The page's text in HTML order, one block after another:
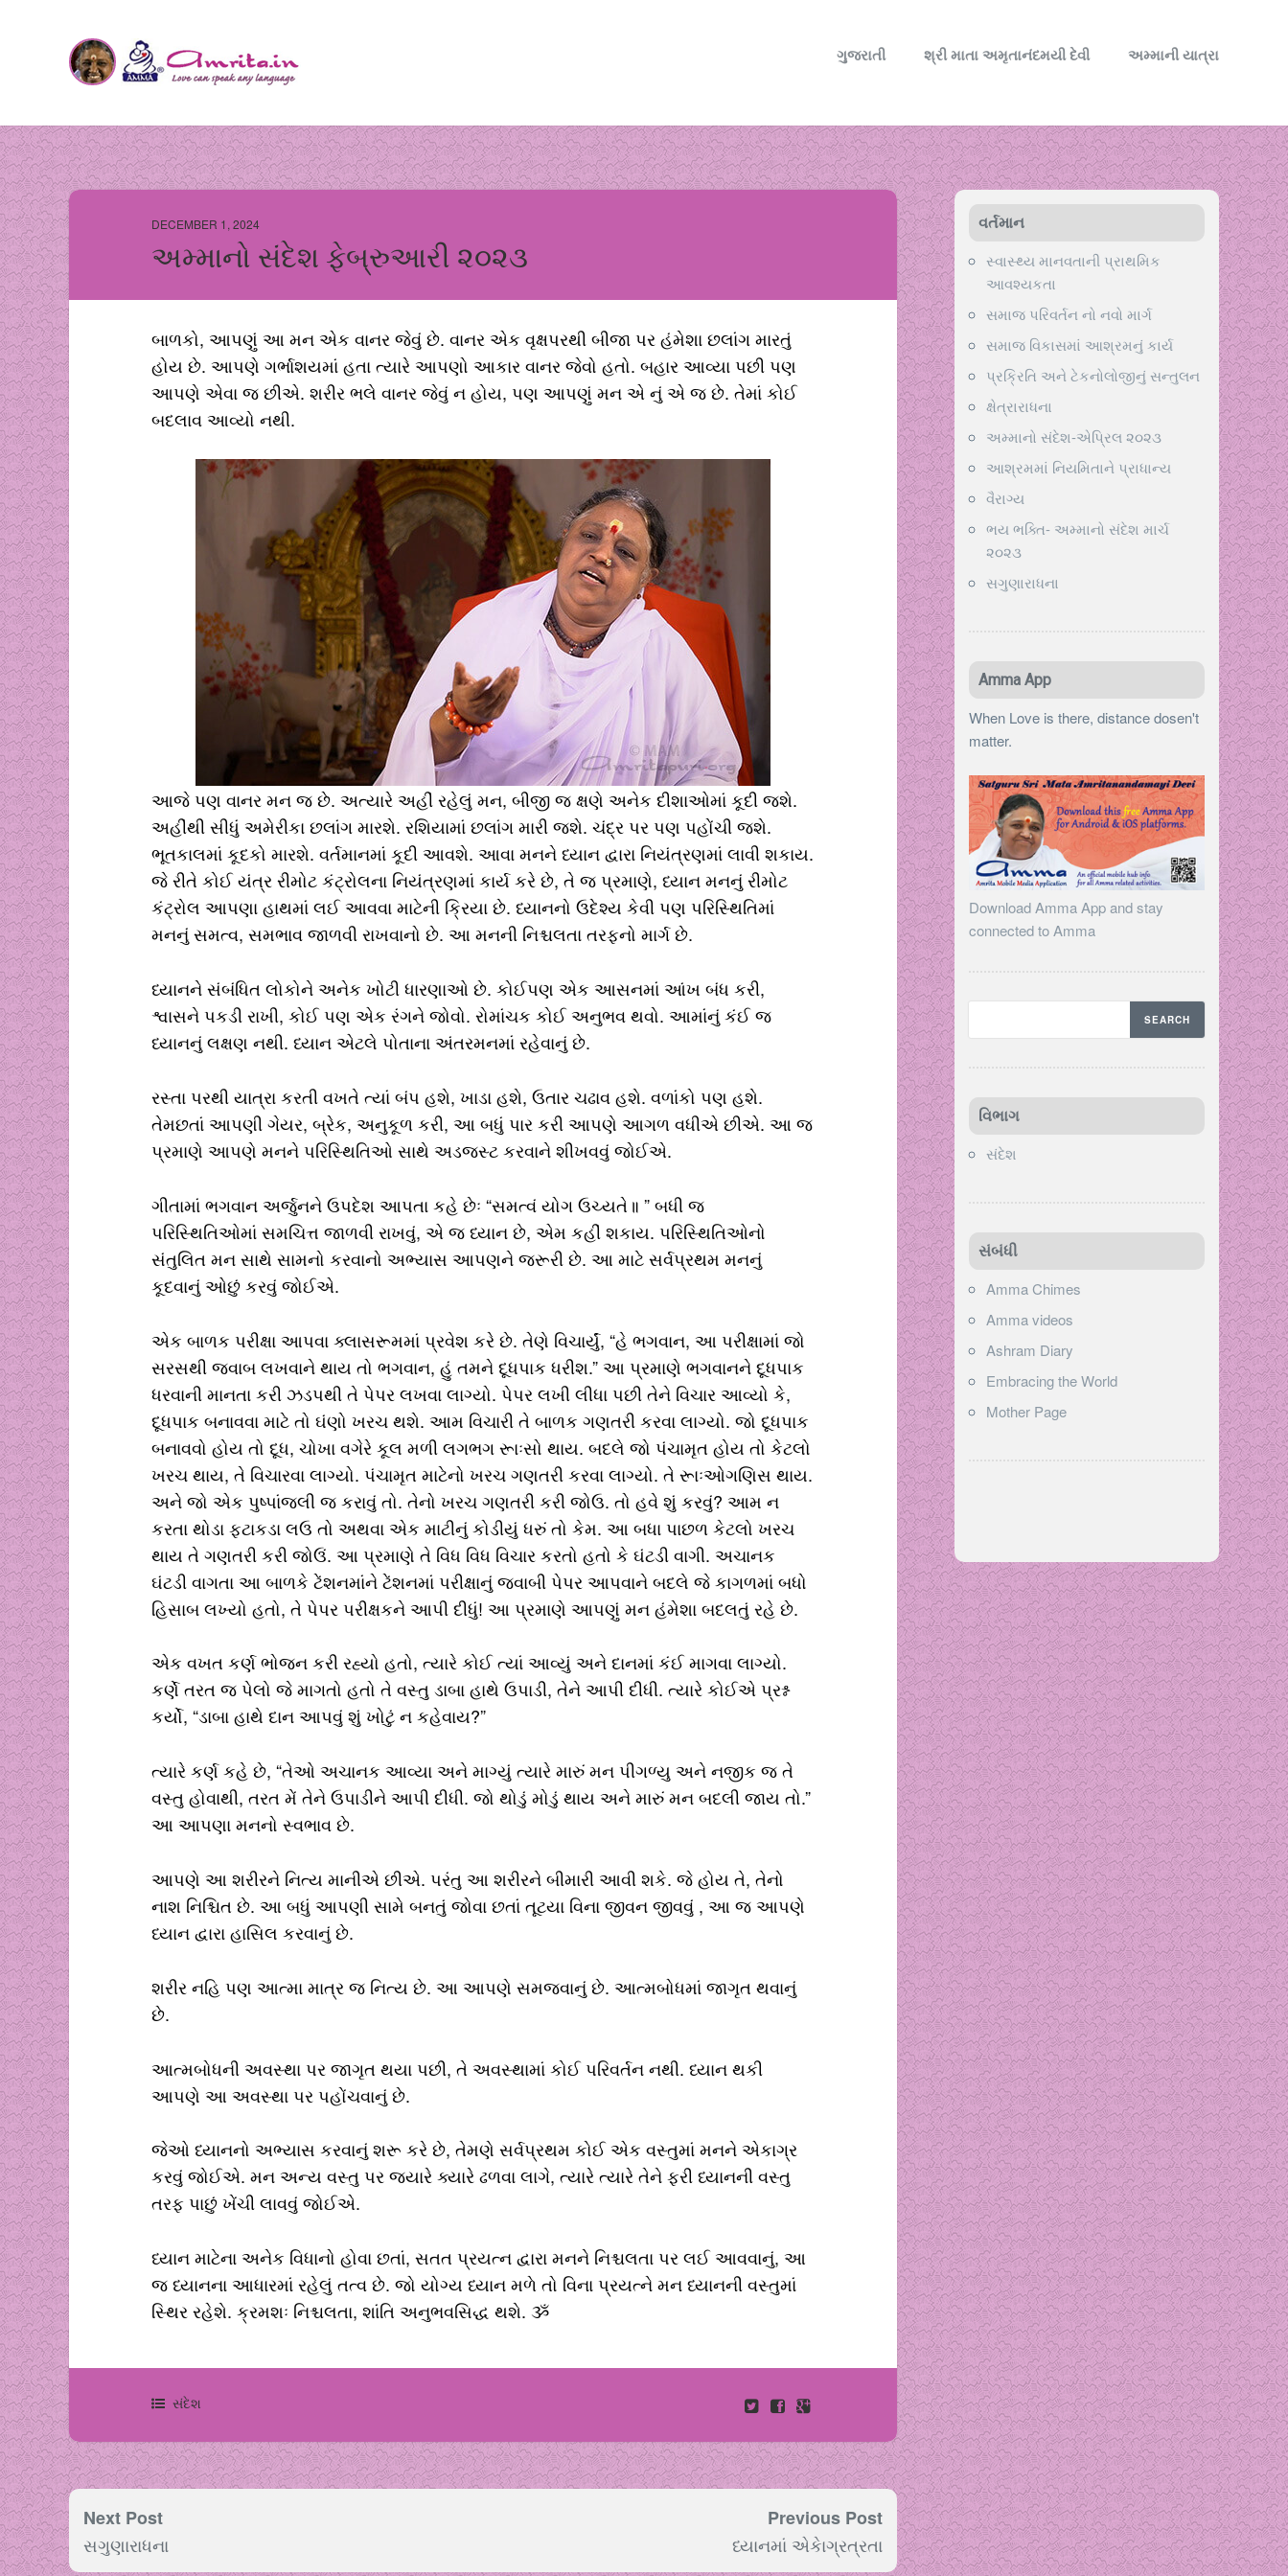
ગુજરાતી શ્રી માતા અમૃતાનંદમયી દેવી અમ્માની યાત્રા
DECEMBER 1, 2024
અમ્માનો સંદેશ ફેબ્રુઆરી ૨૦૨૩
બાળકો, આપણું આ મન એક વાનર જેવું છે. વાનર એક વૃક્ષપરથી બીજા પર હંમેશા છલાંગ મારતું
હોય છે. આપણે ગર્ભાશયમાં હતા ત્યારે આપણો આકાર વાનર જેવો હતો. બહાર આવ્યા પછી પણ
આપણે એવા જ છીએ. શરીર ભલે વાનર જેવું ન હોય, પણ આપણું મન એ નું એ જ છે. તેમાં કોઈ
બદલાવ આવ્યો નથી.
આજે પણ વાનર મન જ છે. અત્યારે અહીં રહેલું મન, બીજી જ ક્ષણે અનેક દીશાઓમાં કૂદી જશે.
અહીંથી સીધું અમેરીકા છલાંગ મારશે. રશિયામાં છલાંગ મારી જશે. ચંદ્ર પર પણ પહોંચી જશે.
ભૂતકાલમાં કૂદકો મારશે. વર્તમાનમાં કૂદી આવશે. આવા મનને ધ્યાન દ્વારા નિયંત્રણમાં લાવી શકાય.
જે રીતે કોઈ યંત્ર રીમોટ કંટ્રોલના નિયંત્રણમાં કાર્ય કરે છે, તે જ પ્રમાણે, ધ્યાન મનનું રીમોટ
કંટ્રોલ આપણા હાથમાં લઈ આવવા માટેની ક્રિયા છે. ધ્યાનનો ઉદેશ્ય કેવી પણ પરિસ્થિતિમાં
મનનું સમત્વ, સમભાવ જાળવી રાખવાનો છે. આ મનની નિશ્ચલતા તરફનો માર્ગ છે.
ધ્યાનને સંબંધિત લોકોને અનેક ખોટી ધારણાઓ છે. કોઈપણ એક આસનમાં આંખ બંધ કરી,
શ્વાસને પકડી રાખી, કોઈ પણ એક રંગને જોવો. રોમાંચક કોઈ અનુભવ થવો. આમાંનું કંઈ જ
ધ્યાનનું લક્ષણ નથી. ધ્યાન એટલે પોતાના અંતરમનમાં રહેવાનું છે.
રસ્તા પરથી યાત્રા કરતી વખતે ત્યાં બંપ હશે, ખાડા હશે, ઉતાર ચઢાવ હશે. વળાંકો પણ હશે.
તેમછતાં આપણી ગેયર, બ્રેક, અનુકૂળ કરી, આ બધું પાર કરી આપણે આગળ વધીએ છીએ. આ જ
પ્રમાણે આપણે મનને પરિસ્થિતિઓ સાથે અડજસ્ટ કરવાને શીખવવું જોઈએ.
ગીતામાં ભગવાન અર્જુનને ઉપદેશ આપતા કહે છેઃ “સમત્વં યોગ ઉચ્યતે॥ ” બધી જ
પરિસ્થિતિઓમાં સમચિત્ત જાળવી રાખવું, એ જ ધ્યાન છે, એમ કહીં શકાય. પરિસ્થિતિઓનો
સંતુલિત મન સાથે સામનો કરવાનો અભ્યાસ આપણને જરૂરી છે. આ માટે સર્વપ્રથમ મનનું
કૂદવાનું ઓછું કરવું જોઈએ.
એક બાળક પરીક્ષા આપવા ક્લાસરૂમમાં પ્રવેશ કરે છે. તેણે વિચાર્યું, “હે ભગવાન, આ પરીક્ષામાં જો
સરસથી જવાબ લખવાને થાય તો ભગવાન, હું તમને દૂધપાક ધરીશ.” આ પ્રમાણે ભગવાનને દૂધપાક
ધરવાની માનતા કરી ઝડપથી તે પેપર લખવા લાગ્યો. પેપર લખી લીધા પછી તેને વિચાર આવ્યો કે,
દૂધપાક બનાવવા માટે તો ઘંણો ખરચ થશે. આમ વિચારી તે બાળક ગણતરી કરવા લાગ્યો. જો દૂધપાક
બનાવવો હોય તો દૂધ, ચોખા વગેરે કૂલ મળી લગભગ રૂાઃસો થાય. બદલે જો પંચામૃત હોય તો કેટલો
ખરચ થાય, તે વિચારવા લાગ્યો. પંચામૃત માટેનો ખરચ ગણતરી કરવા લાગ્યો. તે રૂાઃઓગણિસ થાય.
અને જો એક પુષ્પાંજલી જ કરાવું તો. તેનો ખરચ ગણતરી કરી જોઉ. તો હવે શું કરવું? આમ ન
કરતા થોડા ફટાકડા લઉ તો અથવા એક માટીનું કોડીયું ધરું તો કેમ. આ બધા પાછળ કેટલો ખરચ
થાય તે ગણતરી કરી જોઉં. આ પ્રમાણે તે વિધ વિધ વિચાર કરતો હતો કે ઘંટડી વાગી. અચાનક
ઘંટડી વાગતા આ બાળકે ટેંશનમાંને ટેંશનમાં પરીક્ષાનું જવાબી પેપર આપવાને બદલે જે કાગળમાં બધો
હિસાબ લખ્યો હતો, તે પેપર પરીક્ષકને આપી દીધું! આ પ્રમાણે આપણું મન હંમેશા બદલતું રહે છે.
એક વખત કર્ણ ભોજન કરી રહ્યો હતો, ત્યારે કોઈ ત્યાં આવ્યું અને દાનમાં કંઈ માગવા લાગ્યો.
કર્ણે તરત જ પેલો જે માગતો હતો તે વસ્તુ ડાબા હાથે ઉપાડી, તેને આપી દીધી. ત્યારે કોઈએ પ્રશ્ન
કર્યો, “ડાબા હાથે દાન આપવું શું ખોટું ન કહેવાય?”
ત્યારે કર્ણ કહે છે, “તેઓ અચાનક આવ્યા અને માગ્યું ત્યારે મારું મન પીગળ્યુ અને નજીક જ તે
વસ્તુ હોવાથી, તરત મેં તેને ઉપાડીને આપી દીધી. જો થોડું મોડું થાય અને મારું મન બદલી જાય તો.”
આ આપણા મનનો સ્વભાવ છે.
આપણે આ શરીરને નિત્ય માનીએ છીએ. પરંતુ આ શરીરને બીમારી આવી શકે. જે હોય તે, તેનો
નાશ નિશ્ચિત છે. આ બધું આપણી સામે બનતું જોવા છતાં તૂટયા વિના જીવન જીવવું , આ જ આપણે
ધ્યાન દ્વારા હાસિલ કરવાનું છે.
શરીર નહિ પણ આત્મા માત્ર જ નિત્ય છે. આ આપણે સમજવાનું છે. આત્મબોધમાં જાગૃત થવાનું
છે.
આત્મબોધની અવસ્થા પર જાગૃત થયા પછી, તે અવસ્થામાં કોઈ પરિવર્તન નથી. ધ્યાન થકી
આપણે આ અવસ્થા પર પહોંચવાનું છે.
જેઓ ધ્યાનનો અભ્યાસ કરવાનું શરૂ કરે છે, તેમણે સર્વપ્રથમ કોઈ એક વસ્તુમાં મનને એકાગ્ર
કરવું જોઈએ. મન અન્ય વસ્તુ પર જ્યારે ક્યારે ઢળવા લાગે, ત્યારે ત્યારે તેને ફરી ધ્યાનની વસ્તુ
તરફ પાછું ખેંચી લાવવું જોઈએ.
ધ્યાન માટેના અનેક વિધાનો હોવા છતાં, સતત પ્રયત્ન દ્વારા મનને નિશ્ચલતા પર લઈ આવવાનું, આ
જ ધ્યાનના આધારમાં રહેલું તત્વ છે. જો યોગ્ય ધ્યાન મળે તો વિના પ્રયત્ને મન ધ્યાનની વસ્તુમાં
સ્થિર રહેશે. ક્રમશઃ નિશ્ચલતા, શાંતિ અનુભવસિદ્ધ થશે. ૐ
સંદેશ
Previous Post
ધ્યાનમાં એકેાગ્રત્રતા
Next Post
સગુણારાધના
વર્તમાન
સ્વાસ્થ્ય માનવતાની પ્રાથમિક
આવશ્યકતા
સમાજ પરિવર્તન નો નવો માર્ગ
સમાજ વિકાસમાં આશ્રમનું કાર્ય
પ્રક્રિતિ અને ટેકનોલોજીનું સન્તુલન
ક્ષેત્રારાધના
અમ્માનો સંદેશ-એપ્રિલ ૨૦૨૩
આશ્રમમાં નિયમિતાને પ્રાધાન્ય
વૈરાગ્ય
ભય ભક્તિ- અમ્માનો સંદેશ માર્ચ
૨૦૨૩
સગુણારાધના
Amma App
When Love is there, distance dosen't
matter.
Download Amma App and stay
connected to Amma
વિભાગ
સંદેશ
સંબંધી
Amma Chimes
Amma videos
Ashram Diary
Embracing the World
Mother Page